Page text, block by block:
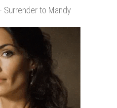
to Mandy